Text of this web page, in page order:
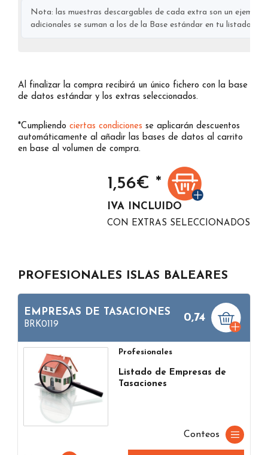
Nota: las muestras descargables de cada extra son un
adicionales se suman a los de la Base estándar en tu listado
Al finalizar la compra recibirá un único fichero con la base
de datos estándar y los extras seleccionados.
*Cumpliendo ciertas condiciones se aplicarán descuentos
automáticamente al añadir las bases de datos al carrito
en base al volumen de compra.
1,56€ *
IVA INCLUIDO
CON EXTRAS SELECCIONADOS
PROFESIONALES ISLAS BALEARES
EMPRESAS DE TASACIONES
BRK0119
0,74
Profesionales
Listado de Empresas de
Tasaciones
Conteos